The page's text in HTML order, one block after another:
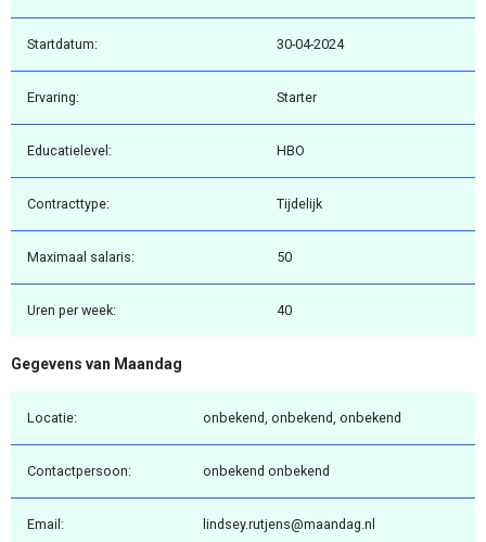
Startdatum: 30-04-2024
Ervaring: Starter
Educatielevel: HBO
Contracttype: Tijdelijk
Maximaal salaris: 50
Uren per week: 40
Gegevens van Maandag
Locatie: onbekend, onbekend, onbekend
Contactpersoon: onbekend onbekend
Email: lindsey.rutjens@maandag.nl